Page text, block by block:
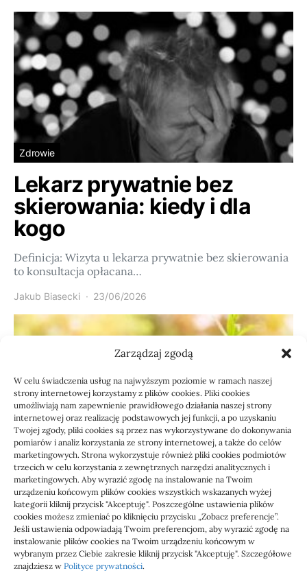
Zarządzaj zgodą
W celu świadczenia usług na najwyższym poziomie w ramach naszej
strony internetowej korzystamy z plików cookies. Pliki cookies
umożliwiają nam zapewnienie prawidłowego działania naszej strony
internetowej oraz realizację podstawowych jej funkcji, a po uzyskaniu
Twojej zgody, pliki cookies są przez nas wykorzystywane do dokonywania
pomiarów i analiz korzystania ze strony internetowej, a także do celów
marketingowych. Strona wykorzystuje również pliki cookies podmiotów
trzecich w celu korzystania z zewnętrznych narzędzi analitycznych i
marketingowych. Aby wyrazić zgodę na instalowanie na Twoim
urządzeniu końcowym plików cookies wszystkich wskazanych wyżej
kategorii kliknij przycisk "Akceptuję". Poszczególne ustawienia plików
cookies możesz zmieniać po kliknięciu przycisku „Zobacz preferencje”.
Jeśli ustawienia odpowiadają Twoim preferencjom, aby wyrazić zgodę na
instalowanie plików cookies na Twoim urządzeniu końcowym w
wybranym przez Ciebie zakresie kliknij przycisk "Akceptuję". Szczegółowe
znajdziesz w Polityce prywatności.
Zdrowie
Lekarz prywatnie bez
skierowania: kiedy i dla
kogo
Definicja: Wizyta u lekarza prywatnie bez skierowania
to konsultacja opłacana…
Jakub Biasecki 23/06/2026
Usługi
Jak sprawdzić przejęcie
zaległości przez biuro
Definicja: Weryfikacja, czy nowe biuro rachunkowe
przejmie zaległości w dokumentach,…